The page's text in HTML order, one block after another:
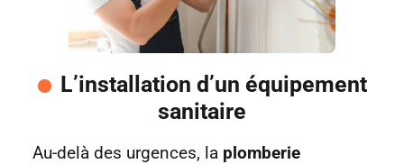
L’installation d’un équipement
sanitaire
Au-delà des urgences, la plomberie